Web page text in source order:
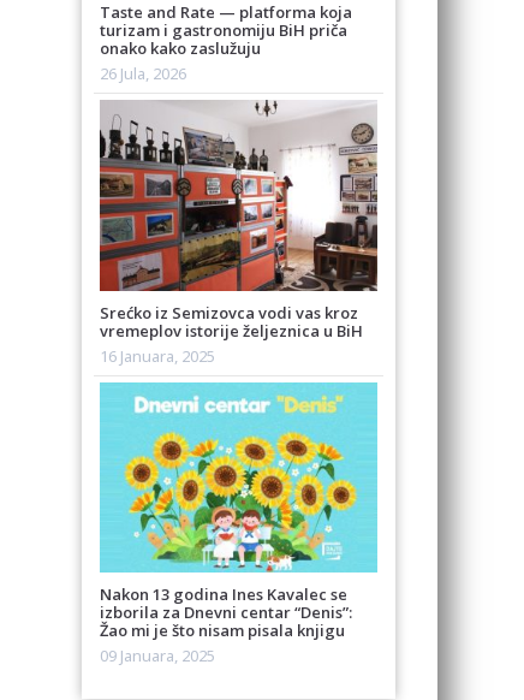
Taste and Rate — platforma koja
turizam i gastronomiju BiH priča
onako kako zaslužuju
26 Jula, 2026
Srećko iz Semizovca vodi vas kroz
vremeplov istorije željeznica u BiH
16 Januara, 2025
Nakon 13 godina Ines Kavalec se
izborila za Dnevni centar “Denis”:
Žao mi je što nisam pisala knjigu
09 Januara, 2025